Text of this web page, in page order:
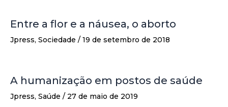
Entre a flor e a náusea, o aborto
Jpress, Sociedade / 19 de setembro de 2018
A humanização em postos de saúde
Jpress, Saúde / 27 de maio de 2019